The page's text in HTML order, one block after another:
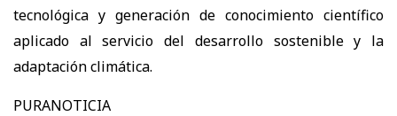
tecnológica y generación de conocimiento científico
aplicado al servicio del desarrollo sostenible y la
adaptación climática.
PURANOTICIA